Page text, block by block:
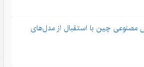
مصنوعی چین با استقبال از مدل‌های